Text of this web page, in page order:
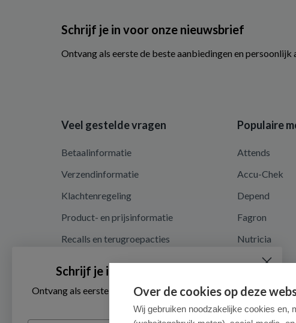
Schrijf je in voor onze nieuwsbrief
Ontvang als eerste de beste aanbiedingen en persoonlijk
Veel gestelde vragen
Betaalinformatie
Verzendinformatie
Klachtenregeling
Product- en prijsinformatie
Recalls en terugroepacties
Privacy en cookieverklaring
Cookie instellingen
Algemene voorwaarden
Populaire
Attends
Accu-Chek
Depend
Fagron
Nutricia
Over de cookies op deze
Wij gebruiken noodzakelijke cookies en,
Schrijf je in voor onze nieuwsbrief
Ontvang als eerste de beste aanbiedingen en persoonlijk